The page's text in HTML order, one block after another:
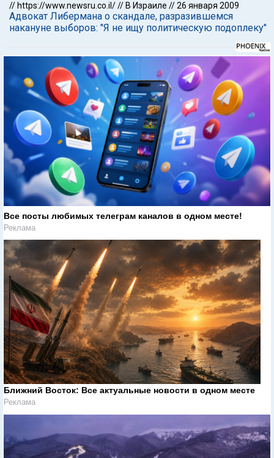
// https://www.newsru.co.il/// В Израиле //26 января 2009
Адвокат Либермана о скандале, разразившемся
накануне выборов: "Я не ищу политическую подоплеку"
Все посты любимых телеграм каналов в одном месте!
Реклама
Ближний Восток: Все актуальные новости в одном месте
Реклама